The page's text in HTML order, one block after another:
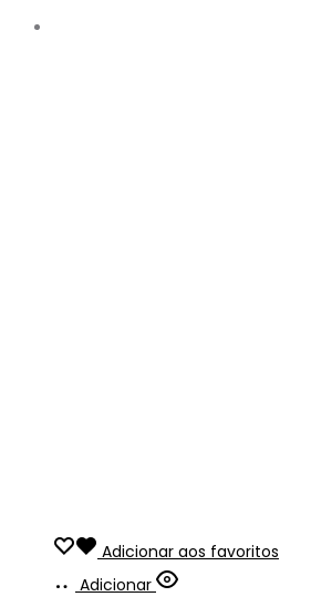
Adicionar aos favoritos
Adicionar